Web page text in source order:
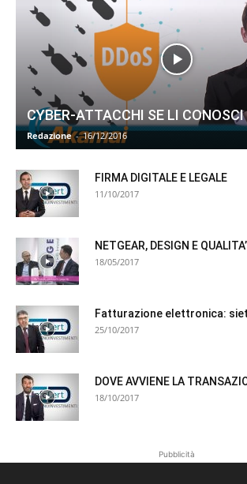
CYBER-ATTACCHI SE LI
Redazione - 16/12/2016
FIRMA DIGITALE E LEGALE
11/10/2017
NETGEAR, DESIGN E QUALITA’
18/05/2017
Fatturazione elettronica:
25/10/2017
DOVE AVVIENE LA
18/10/2017
Pubblicità